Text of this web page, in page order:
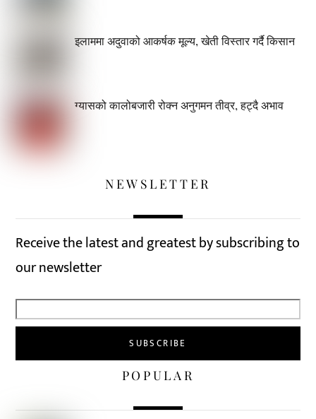
इलाममा अदुवाको आकर्षक मूल्य, खेती विस्तार गर्दै किसान
ग्यासको कालोबजारी रोक्न अनुगमन तीव्र, हट्दै अभाव
NEWSLETTER
Receive the latest and greatest by subscribing to
our newsletter
POPULAR